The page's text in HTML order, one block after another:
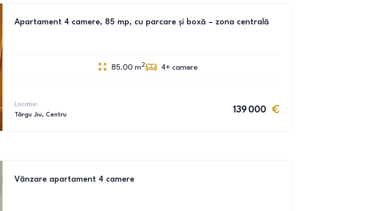
Apartament 4 camere, 85 mp, cu parcare și boxă – zona centrală
85.00 m2 4+ camere
Locație:
Târgu Jiu, Centru
139 000
Vânzare apartament 4 camere